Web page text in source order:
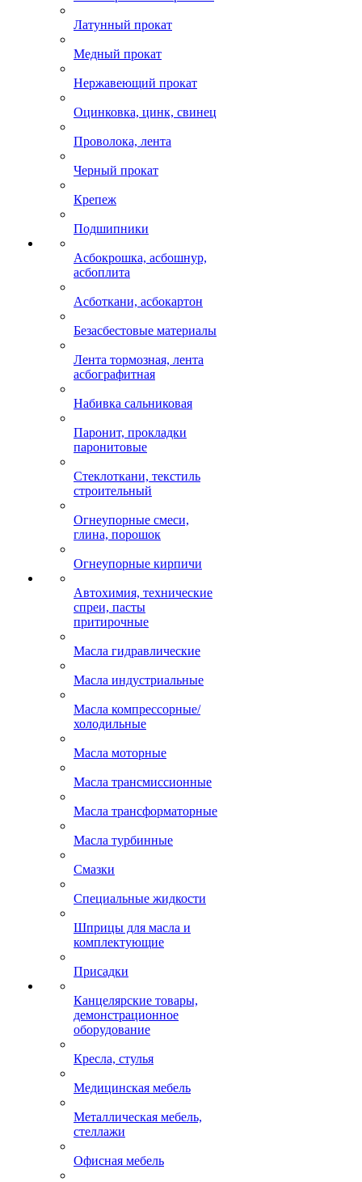
Латунный прокат
Медный прокат
Нержавеющий прокат
Оцинковка, цинк, свинец
Проволока, лента
Черный прокат
Крепеж
Подшипники
Асбокрошка, асбошнур,
асбоплита
Асботкани, асбокартон
Безасбестовые материалы
Лента тормозная, лента
асбографитная
Набивка сальниковая
Паронит, прокладки
паронитовые
Стеклоткани, текстиль
строительный
Огнеупорные смеси,
глина, порошок
Огнеупорные кирпичи
Автохимия, технические
спреи, пасты
притирочные
Масла гидравлические
Масла индустриальные
Масла компрессорные/
холодильные
Масла моторные
Масла трансмиссионные
Масла трансформаторные
Масла турбинные
Смазки
Специальные жидкости
Шприцы для масла и
комплектующие
Присадки
Канцелярские товары,
демонстрационное
оборудование
Кресла, стулья
Медицинская мебель
Металлическая мебель,
стеллажи
Офисная мебель